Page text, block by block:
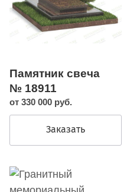
Памятник свеча
№ 18911
от 330 000 руб.
Заказать